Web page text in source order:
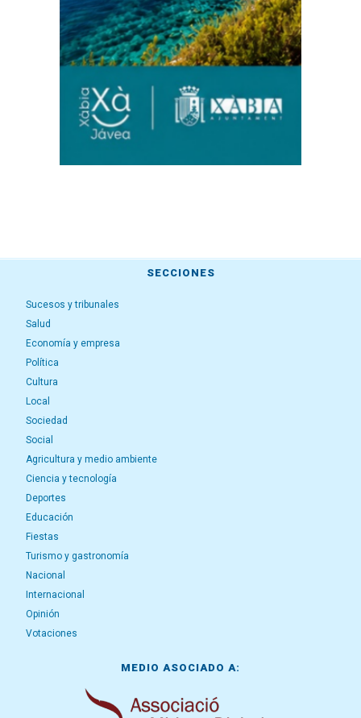
SECCIONES
Sucesos y tribunales
Salud
Economía y empresa
Política
Cultura
Local
Sociedad
Social
Agricultura y medio ambiente
Ciencia y tecnología
Deportes
Educación
Fiestas
Turismo y gastronomía
Nacional
Internacional
Opinión
Votaciones
MEDIO ASOCIADO A: